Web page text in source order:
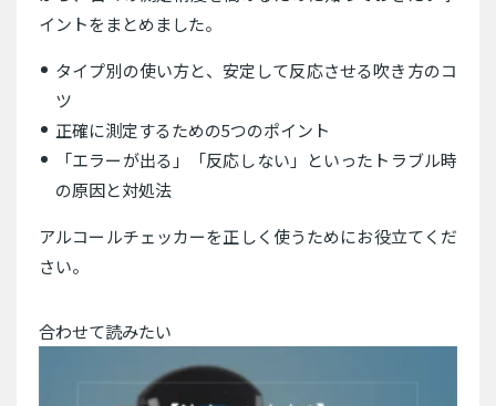
イントをまとめました。
タイプ別の使い方と、安定して反応させる吹き方のコ
ツ
正確に測定するための5つのポイント
「エラーが出る」「反応しない」といったトラブル時
の原因と対処法
アルコールチェッカーを正しく使うためにお役立てくだ
さい。
合わせて読みたい